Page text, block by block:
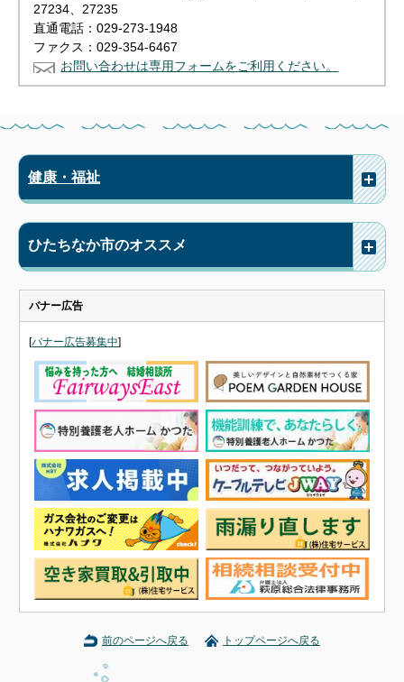
27234、27235
直通電話：029-273-1948
ファクス：029-354-6467
お問い合わせは専用フォームをご利用ください。
健康・福祉
ひたちなか市のオススメ
バナー広告
[バナー広告募集中]
前のページへ戻る トップページへ戻る